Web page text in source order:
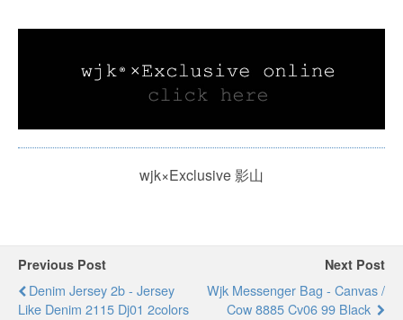
wjk×Exclusive 影山
Previous Post
Denim Jersey 2b - Jersey
Like Denim 2115 Dj01 2colors
Next Post
Wjk Messenger Bag - Canvas /
Cow 8885 Cv06 99 Black